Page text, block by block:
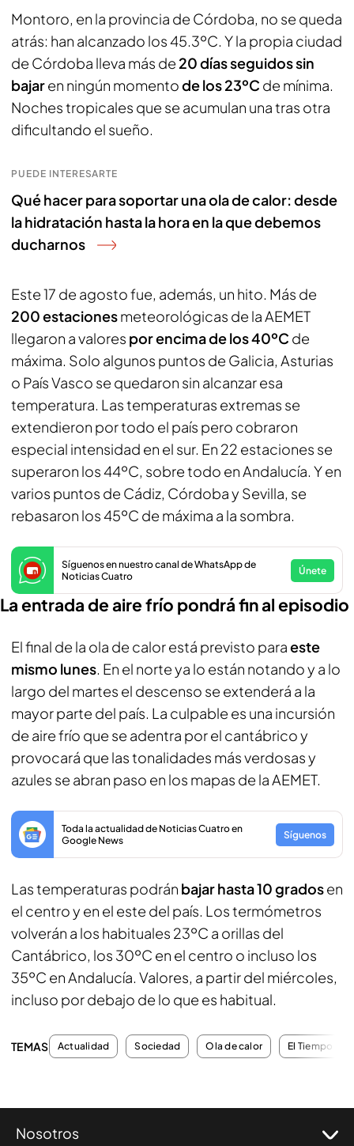
Montoro, en la provincia de Córdoba, no se queda
atrás: han alcanzado los 45.3ºC. Y la propia ciudad
de Córdoba lleva más de 20 días seguidos sin
bajaren ningún momentode los 23ºC de mínima.
Noches tropicales que se acumulan una tras otra
dificultando el sueño.
PUEDE INTERESARTE
Qué hacer para soportar una ola de calor: desde
la hidratación hasta la hora en la que debemos
ducharnos
Este 17 de agosto fue, además, un hito. Más de
200 estacionesmeteorológicas de la AEMET
llegaron a valores por encima de los 40ºC de
máxima. Solo algunos puntos de Galicia, Asturias
o País Vasco se quedaron sin alcanzar esa
temperatura. Las temperaturas extremas se
extendieron por todo el país pero cobraron
especial intensidad en el sur. En 22 estaciones se
superaron los 44ºC, sobre todo en Andalucía. Y en
varios puntos de Cádiz, Córdoba y Sevilla, se
rebasaron los 45ºC de máxima a la sombra.
Síguenos en nuestro canal de WhatsApp de
Noticias Cuatro
Únete
La entrada de aire frío pondrá fin al episodio
El final de la ola de calor está previsto paraeste
mismo lunes. En el norte ya lo están notando y a lo
largo del martes el descenso se extenderá a la
mayor parte del país. La culpable es una incursión
de aire frío que se adentra por el cantábrico y
provocará que las tonalidades más verdosas y
azules se abran paso en los mapas de la AEMET.
Toda la actualidad de Noticias Cuatro en
Google News
Síguenos
Las temperaturas podrán bajar hasta 10 gradosen
el centro y en el este del país. Los termómetros
volverán a los habituales 23ºC a orillas del
Cantábrico, los 30ºC en el centro o incluso los
35ºC en Andalucía. Valores, a partir del miércoles,
incluso por debajo de lo que es habitual.
TEMAS Actualidad Sociedad Ola de calor El Tiempo
Nosotros